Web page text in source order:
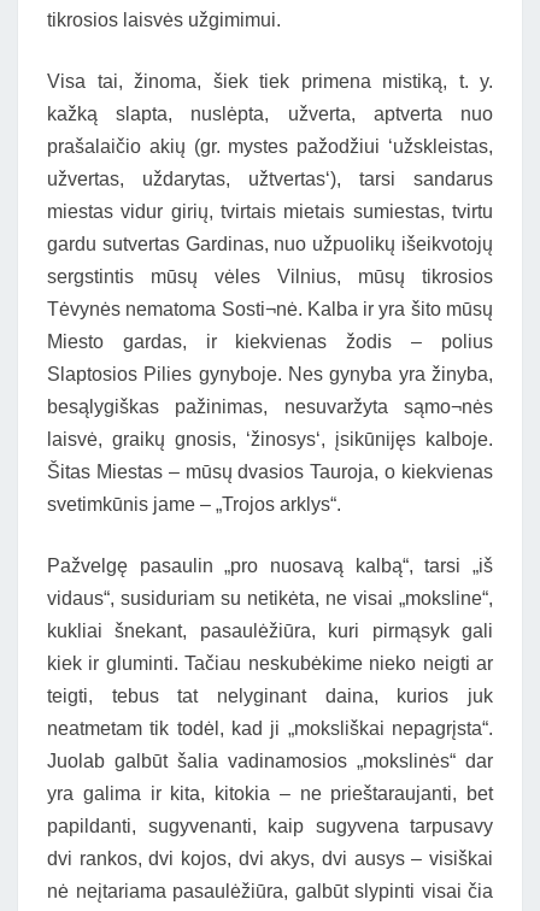
tikrosios laisvės užgimimui.
Visa tai, žinoma, šiek tiek primena mistiką, t. y.
kažką slapta, nuslėpta, užverta, aptverta nuo
prašalaičio akių (gr. mystes pažodžiui ‘užskleistas,
užvertas, uždarytas, užtvertas‘), tarsi sandarus
miestas vidur girių, tvirtais mietais sumiestas, tvirtu
gardu sutvertas Gardinas, nuo užpuolikų išeikvotojų
sergstintis mūsų vėles Vilnius, mūsų tikrosios
Tėvynės nematoma Sosti¬nė. Kalba ir yra šito mūsų
Miesto gardas, ir kiekvienas žodis – polius
Slaptosios Pilies gynyboje. Nes gynyba yra žinyba,
besąlygiškas pažinimas, nesuvaržyta sąmo¬nės
laisvė, graikų gnosis, ‘žinosys‘, įsikūnijęs kalboje.
Šitas Miestas – mūsų dvasios Tauroja, o kiekvienas
svetimkūnis jame – „Trojos arklys“.
Pažvelgę pasaulin „pro nuosavą kalbą“, tarsi „iš
vidaus“, susiduriam su netikėta, ne visai „moksline“,
kukliai šnekant, pasaulėžiūra, kuri pirmąsyk gali
kiek ir gluminti. Tačiau neskubėkime nieko neigti ar
teigti, tebus tat nelyginant daina, kurios juk
neatmetam tik todėl, kad ji „moksliškai nepagrįsta“.
Juolab galbūt šalia vadinamosios „mokslinės“ dar
yra galima ir kita, kitokia – ne prieštaraujanti, bet
papildanti, sugyvenanti, kaip sugyvena tarpusavy
dvi rankos, dvi kojos, dvi akys, dvi ausys – visiškai
nė neįtariama pasaulėžiūra, galbūt slypinti visai čia